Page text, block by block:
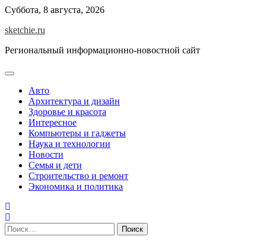
Skip
content
Суббота, 8 августа, 2026
sketchie.ru
Региональный информационно-новостной сайт
Авто
Архитектура и дизайн
Здоровье и красота
Интересное
Компьютеры и гаджеты
Наука и технологии
Новости
Семья и дети
Строительство и ремонт
Экономика и политика
Найти: